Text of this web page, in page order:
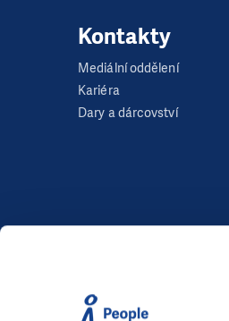
Kontakty
Mediální oddělení
Kariéra
Dary a dárcovství
©Člověk v tísni, o.p.s.